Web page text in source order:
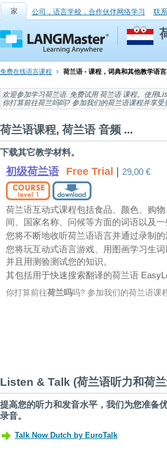
家 公司，语言学校，合作伙伴网络学习 联系
免费在线语言课程 荷兰语 - 课程，词典和其他教学语
欢迎参加学习荷兰语. 免费试用 荷兰语 课程。使用
你打算前往荷兰吗吗? 参加我们的荷兰语课程并享受
荷兰语课程, 荷兰语 音频 ...
下载其它教学材料。
初级荷兰语 Free Trial 29,00 €
荷兰语互动式课程包括食品、颜色、购
间、国家名称、问候等方面的词语以及一
您将不断地收听荷兰语语言并通过录制的
您将玩互动式语言游戏、用图画学习生词
并且用测验测试您的知识。
其包括用于快速搜索翻译的荷兰语
你打算前往荷兰吗吗? 参加我们的荷兰语课
Listen & Talk (荷兰语听力和荷
提高您的听力和发音水平，我们为您准备
录音。